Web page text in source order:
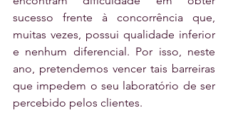
sucesso frente à concorrência que,
muitas vezes, possui qualidade inferior
e nenhum diferencial. Por isso, neste
ano, pretendemos vencer tais barreiras
que impedem o seu laboratório de ser
percebido pelos clientes.